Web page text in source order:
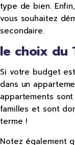
type de bien.
vous souhaitez
secondaire.
le choix du
Si votre budget
dans un
appartements
familles et sont
terme !
Notez également